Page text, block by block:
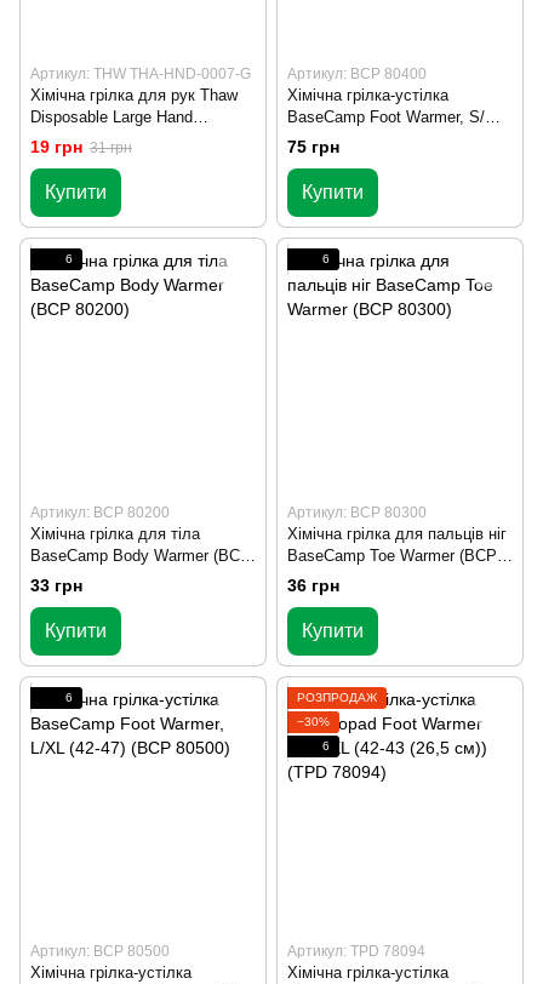
Артикул: THW THA-HND-0007-G
Хімічна грілка для рук Thaw
Disposable Large Hand
Warmers (THW THA-HND-0007-
19 грн 31 грн
Купити
Артикул: BCP 80400
Хімічна грілка-устілка
BaseCamp Foot Warmer, S/M
(34-41) (BCP 80400)
75 грн
Купити
6
Артикул: BCP 80200
Хімічна грілка для тіла
BaseCamp Body Warmer (BCP
80200)
33 грн
Купити
6
Артикул: BCP 80300
Хімічна грілка для пальців ніг
BaseCamp Toe Warmer (BCP
80300)
36 грн
Купити
6
Артикул: BCP 80500
Хімічна грілка-устілка
РОЗПРОДАЖ
−30%
6
Артикул: TPD 78094
Хімічна грілка-устілка